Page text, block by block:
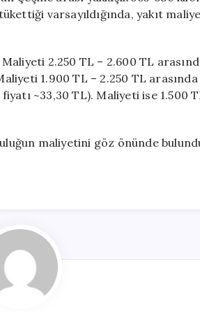
varsayıldığında, yakıt
2.250 TL – 2.600 TL
1.900 TL – 2.250 TL
~33,30 TL). Maliyeti ise 1.500
maliyetini göz önünde